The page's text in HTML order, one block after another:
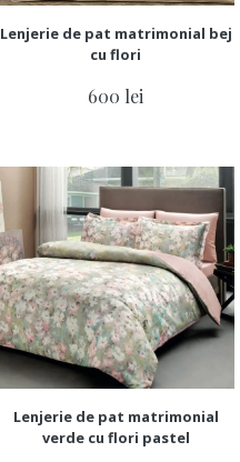
Lenjerie de pat matrimonial bej
cu flori
600 lei
Lenjerie de pat matrimonial
verde cu flori pastel